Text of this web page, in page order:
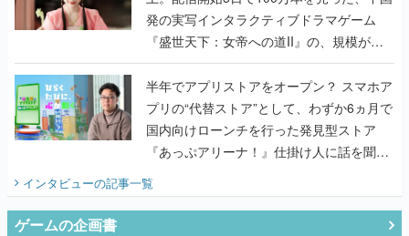
発の実写インタラクティブドラマゲーム
『盛世天下：女帝への道II』の、規模が違
うこだわりをプロデューサーに聞いた
半年でアプリストアをオープン？ スマホア
プリの“代替ストア”として、わずか6ヵ月で
国内向けローンチを行った発見型ストア
『あっぷアリーナ！』仕掛け人に話を聞い
インタビューの記事一覧
ゲームの企画書